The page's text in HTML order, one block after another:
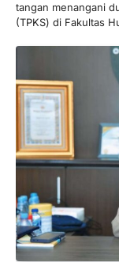
tangan menangani
(TPKS) di Fakultas